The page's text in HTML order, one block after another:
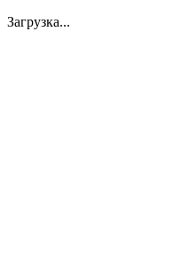
Загрузка...